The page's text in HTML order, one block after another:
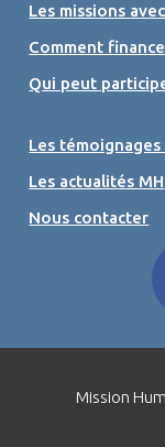
Les missions
Comment
Qui peut
Les
Les actualités MH
Nous contacter
Mission